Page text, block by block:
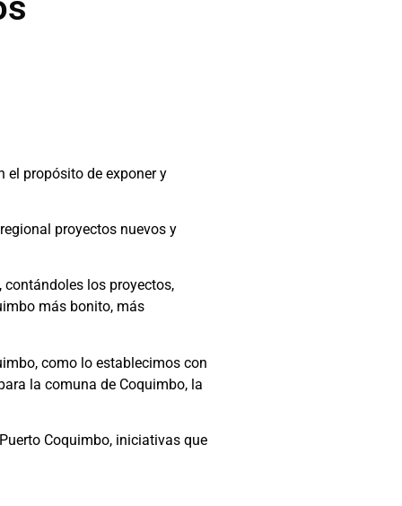
el propósito de exponer y
proyectos nuevos y
los proyectos,
más bonito, más
como lo establecimos con
la comuna de Coquimbo, la
Coquimbo, iniciativas que